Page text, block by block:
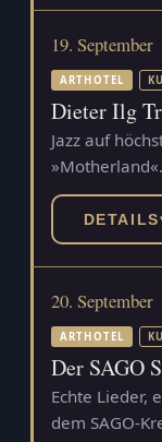
19. September
ARTHOTEL
Dieter Ilg
Jazz auf
»Motherland«.
DETAILS
20. September
ARTHOTEL
Der SAGO
Echte Lieder,
dem SAGO-